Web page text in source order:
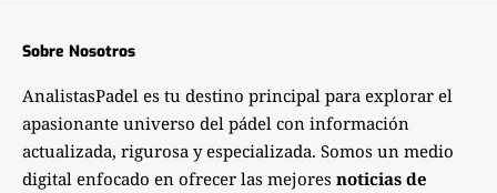
Sobre Nosotros
AnalistasPadel es tu destino principal para explorar el
apasionante universo del pádel con información
actualizada, rigurosa y especializada. Somos un medio
digital enfocado en ofrecer las mejores noticias de